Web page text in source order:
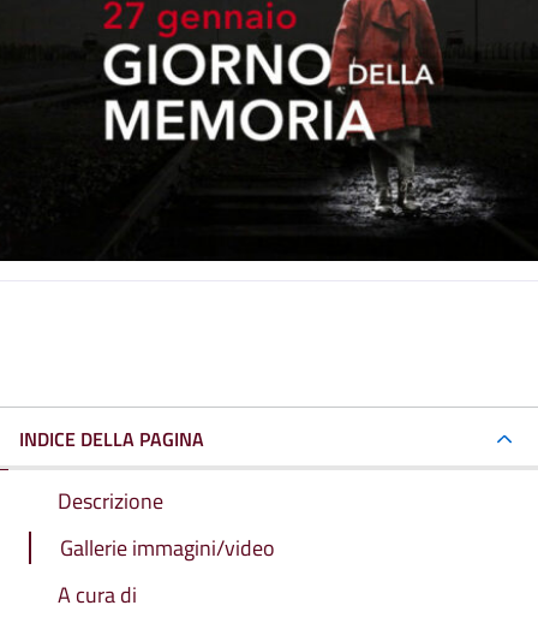
INDICE DELLA PAGINA
Descrizione
Gallerie immagini/video
A cura di